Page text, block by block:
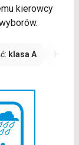
kierowcy
klasa A Hałas: